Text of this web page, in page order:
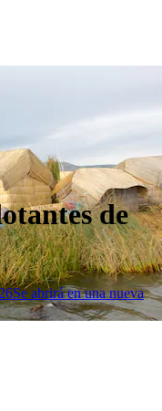
de
Se abrirá en una nueva